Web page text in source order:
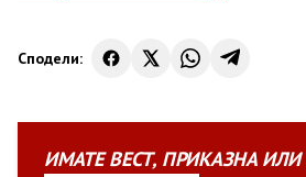
Сподели:
ИМАТЕВЕСТ, ПРИКАЗНАИЛИ